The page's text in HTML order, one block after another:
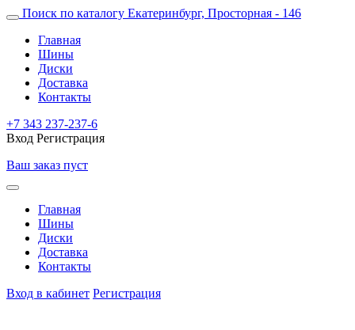
Поиск по каталогу Екатеринбург, Просторная - 146
Главная
Шины
Диски
Доставка
Контакты
+7 343 237-237-6
Вход Регистрация
Ваш заказ пуст
Главная
Шины
Диски
Доставка
Контакты
Вход в кабинет Регистрация